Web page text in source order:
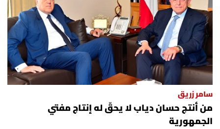
سامر زريق
من أنتج حسان دياب لا يحقّ له إنتاج مفتي
الجمهورية